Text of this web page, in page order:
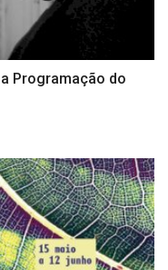
Programação do